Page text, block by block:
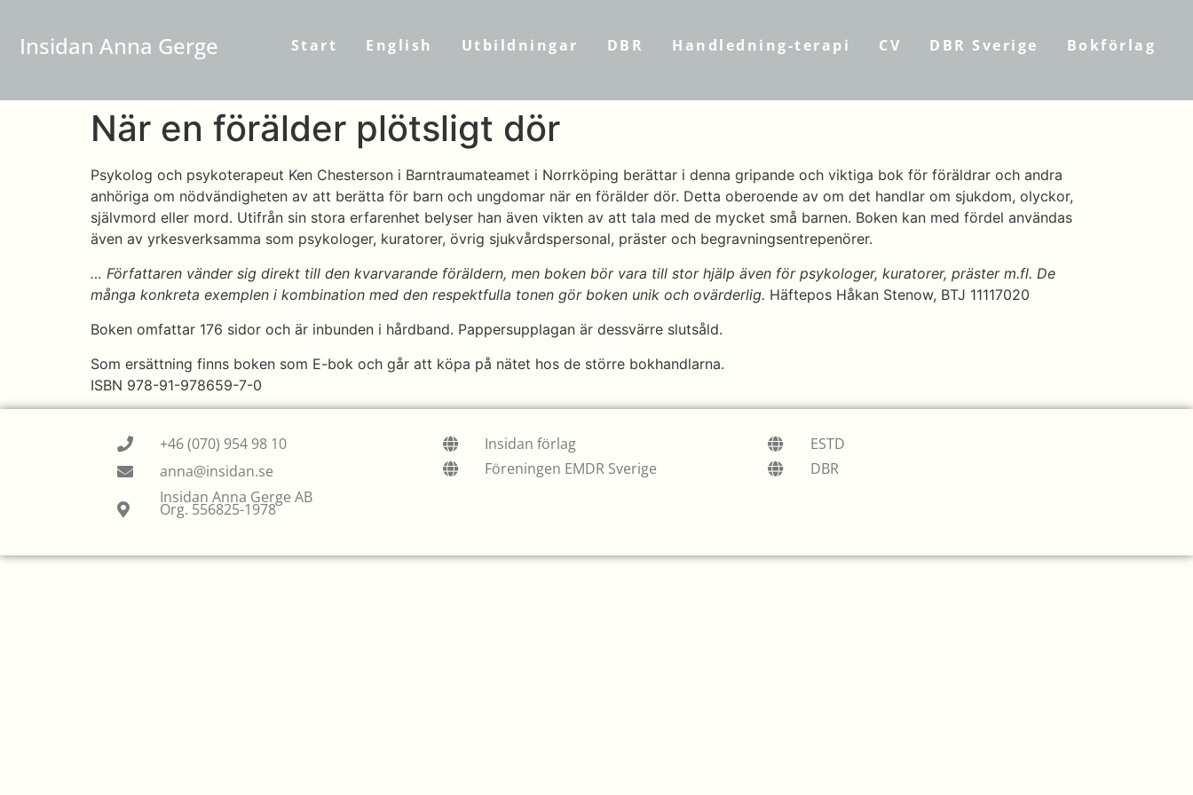
Insidan Anna Gerge Start English Utbildningar DBR Handledning-terapi CV DBR Sverige Bokförlag
När en förälder plötsligt dör
Psykolog och psykoterapeut Ken Chesterson i Barntraumateamet i Norrköping berättar i denna gripande och viktiga bok för föräldrar och andra
anhöriga om nödvändigheten av att berätta för barn och ungdomar när en förälder dör. Detta oberoende av om det handlar om sjukdom, olyckor,
självmord eller mord. Utifrån sin stora erfarenhet belyser han även vikten av att tala med de mycket små barnen. Boken kan med fördel användas
även av yrkesverksamma som psykologer, kuratorer, övrig sjukvårdspersonal, präster och begravningsentrepenörer.
… Författaren vänder sig direkt till den kvarvarande föräldern, men boken bör vara till stor hjälp även för psykologer, kuratorer, präster m.fl. De
många konkreta exemplen i kombination med den respektfulla tonen gör boken unik och ovärderlig. Häftepos Håkan Stenow, BTJ 11117020
Boken omfattar 176 sidor och är inbunden i hårdband. Pappersupplagan är dessvärre slutsåld.
Som ersättning finns boken som E-bok och går att köpa på nätet hos de större bokhandlarna.
ISBN 978-91-978659-7-0
+46 (070) 954 98 10
anna@insidan.se
Insidan Anna Gerge AB
Org. 556825-1978
Insidan förlag
Föreningen EMDR Sverige
ESTD
DBR